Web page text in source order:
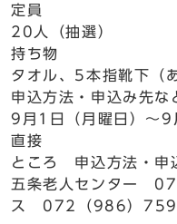
定員
20人（抽選）
持ち物
タオル、5本指靴下（
申込方法・申込み先な
9月1日（月曜日）～9
直接
ところ 申込方法・申
五条老人センター
ス 072（986）